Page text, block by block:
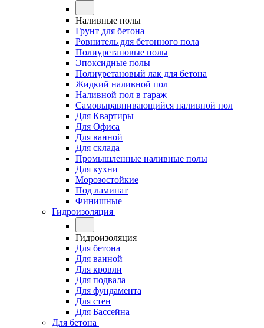
Наливные полы
Грунт для бетона
Ровнитель для бетонного пола
Полиуретановые полы
Эпоксидные полы
Полиуретановый лак для бетона
Жидкий наливной пол
Наливной пол в гараж
Самовыравнивающийся наливной пол
Для Квартиры
Для Офиса
Для ванной
Для склада
Промышленные наливные полы
Для кухни
Морозостойкие
Под ламинат
Финишные
Гидроизоляция
Гидроизоляция
Для бетона
Для ванной
Для кровли
Для подвала
Для фундамента
Для стен
Для Бассейна
Для бетона